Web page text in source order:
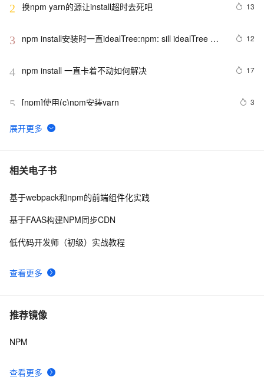
2 换npm yarn的源让install超时去死吧 13
3
npm install安装时一直idealTree:npm: sill idealTree
12
4 npm install 一直卡着不动如何解决 17
5 [npm]使用(c)npm安装yarn 3
6 mac设置终端命令行别名alias（git、npm）
7 node与npm版本对应关系以及使用nvm管理node版本
8 npm install node-sass 安装失败的解决方案：利用国内
rename
相关电子书
查看更多
基于webpack和npm的前端组件化实践
基于FAAS构建NPM同步CDN
低代码开发师（初级）实战教程
推荐镜像
查看更多
NPM